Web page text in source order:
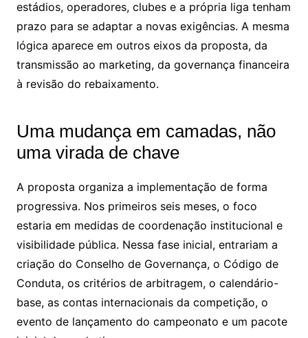
estádios, operadores, clubes e a própria liga tenham
prazo para se adaptar a novas exigências. A mesma
lógica aparece em outros eixos da proposta, da
transmissão ao marketing, da governança financeira
à revisão do rebaixamento.
Uma mudança em camadas, não
uma virada de chave
A proposta organiza a implementação de forma
progressiva. Nos primeiros seis meses, o foco
estaria em medidas de coordenação institucional e
visibilidade pública. Nessa fase inicial, entrariam a
criação do Conselho de Governança, o Código de
Conduta, os critérios de arbitragem, o calendário-
base, as contas internacionais da competição, o
evento de lançamento do campeonato e um pacote